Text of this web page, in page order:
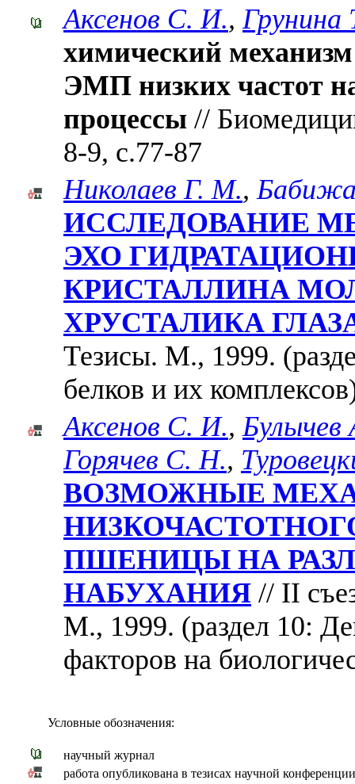
Аксенов С. И.,
химический
ЭМП низких частот
процессы //
8-9, с.77-87
Николаев Г. М.,
ИССЛЕДОВАНИЕ
ЭХО
КРИСТАЛЛИНА
ХРУСТАЛИКА
Тезисы. М., 1999.
белков и их
Аксенов С. И., Булычев
Горячев С. Н.,
ВОЗМОЖНЫЕ
ПШЕНИЦЫ НА
НАБУХАНИЯ // II
М., 1999. (раздел 10:
факторов на
Условные обозначения:
научный журнал
работа опубликована в тезисах научной конференции